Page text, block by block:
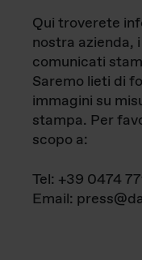
Qui troverete
nostra azienda,
comunicati
Saremo lieti di
immagini su
stampa. Per
scopo a:
Tel: +39 0474
Email: